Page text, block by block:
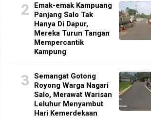
Emak-emak Kampuang
Panjang Salo Tak
Hanya Di Dapur,
Mereka Turun Tangan
Mempercantik
Kampung
Semangat Gotong
Royong Warga Nagari
Salo, Merawat Warisan
Leluhur Menyambut
Hari Kemerdekaan